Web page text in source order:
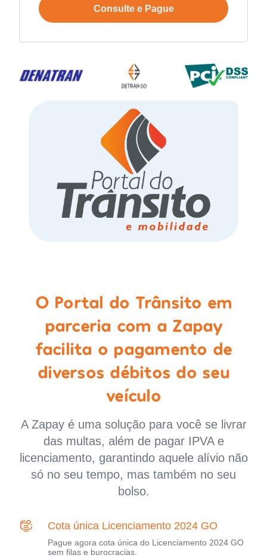
Consulte e Pague
O Portal do Trânsito em
parceria com a Zapay
facilita o pagamento de
diversos débitos do seu
veículo
A Zapay é uma solução para você se livrar
das multas, além de pagar IPVA e
licenciamento, garantindo aquele alívio não
só no seu tempo, mas também no seu
bolso.
Cota única Licenciamento 2024 GO
Pague agora cota única do Licenciamento 2024 GO
sem filas e burocracias.